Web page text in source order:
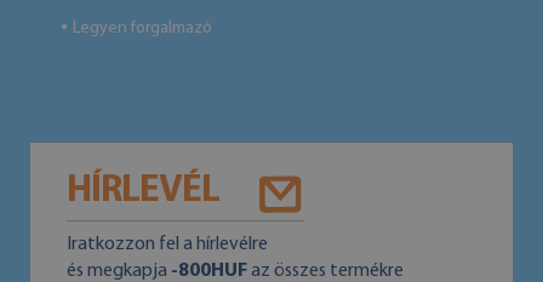
● Legyen forgalmazó
HÍRLEVÉL
Iratkozzon fel a hírlevélre
és megkapja -800HUFaz összes termékre